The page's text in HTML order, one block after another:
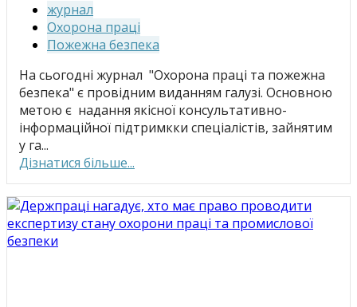
журнал
Охорона праці
Пожежна безпека
На сьогодні журнал "Охорона праці та пожежна
безпека" є провідним виданням галузі. Основною
метою є надання якісної консультативно-
інформаційної підтримкки спеціалістів, зайнятим
у га...
Дізнатися більше...